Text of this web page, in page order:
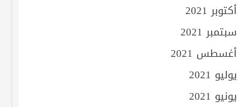
أكتوبر 2021
سبتمبر 2021
أغسطس 2021
يوليو 2021
يونيو 2021